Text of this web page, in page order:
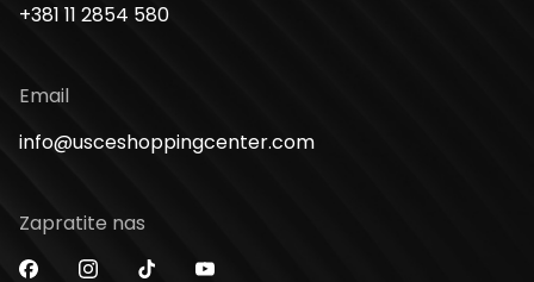
+381 11 2854 580
Email
info@usceshoppingcenter.com
Zapratite nas